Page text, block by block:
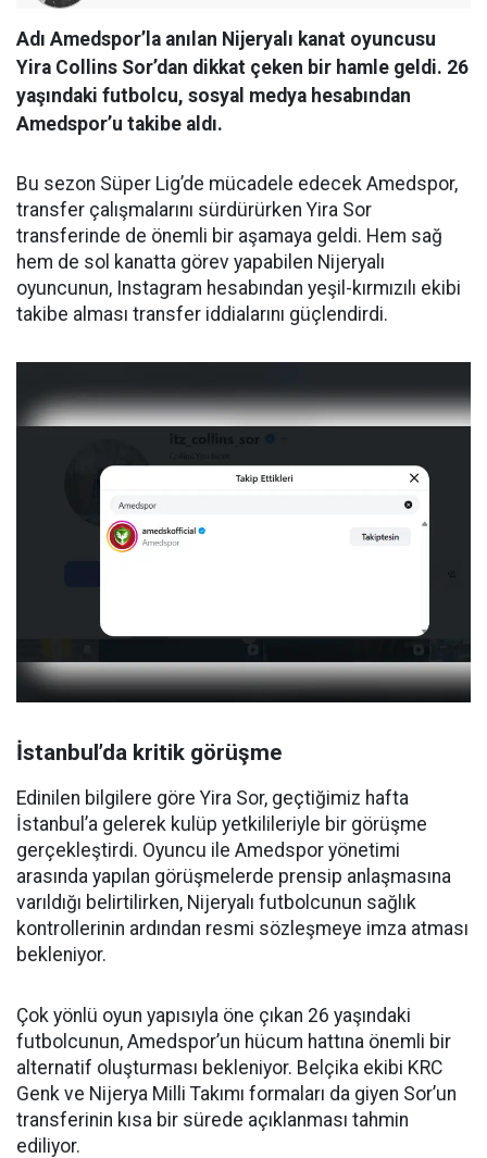
Adı Amedspor’la anılan Nijeryalı kanat oyuncusu
Yira Collins Sor’dan dikkat çeken bir hamle geldi. 26
yaşındaki futbolcu, sosyal medya hesabından
Amedspor’u takibe aldı.
Bu sezon Süper Lig’de mücadele edecek Amedspor,
transfer çalışmalarını sürdürürken Yira Sor
transferinde de önemli bir aşamaya geldi. Hem sağ
hem de sol kanatta görev yapabilen Nijeryalı
oyuncunun, Instagram hesabından yeşil-kırmızılı ekibi
takibe alması transfer iddialarını güçlendirdi.
İstanbul’da kritik görüşme
Edinilen bilgilere göre Yira Sor, geçtiğimiz hafta
İstanbul’a gelerek kulüp yetkilileriyle bir görüşme
gerçekleştirdi. Oyuncu ile Amedspor yönetimi
arasında yapılan görüşmelerde prensip anlaşmasına
varıldığı belirtilirken, Nijeryalı futbolcunun sağlık
kontrollerinin ardından resmi sözleşmeye imza atması
bekleniyor.
Çok yönlü oyun yapısıyla öne çıkan 26 yaşındaki
futbolcunun, Amedspor’un hücum hattına önemli bir
alternatif oluşturması bekleniyor. Belçika ekibi KRC
Genk ve Nijerya Milli Takımı formaları da giyen Sor’un
transferinin kısa bir sürede açıklanması tahmin
ediliyor.